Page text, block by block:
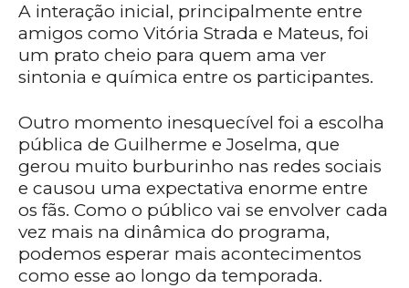
A interação inicial, principalmente entre
amigos como Vitória Strada e Mateus, foi
um prato cheio para quem ama ver
sintonia e química entre os participantes.
Outro momento inesquecível foi a escolha
pública de Guilherme e Joselma, que
gerou muito burburinho nas redes sociais
e causou uma expectativa enorme entre
os fãs. Como o público vai se envolver cada
vez mais na dinâmica do programa,
podemos esperar mais acontecimentos
como esse ao longo da temporada.